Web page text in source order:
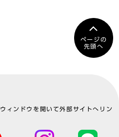
ページの
先頭へ
ィンドウを開いて外部サイトへリン